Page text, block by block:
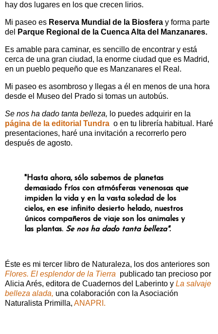
hay dos lugares en los que crecen lirios.
Mi paseo es Reserva Mundial de la Biosfera y forma parte
del
Parque Regional de la Cuenca Alta del Manzanares.
Es amable para caminar, es sencillo de encontrar y está
cerca de una gran ciudad, la enorme ciudad que es Madrid,
en un pueblo pequeño que es Manzanares el Real.
Mi paseo es asombroso y llegas a él en menos de una hora
desde el Museo del Prado si tomas un autobús.
Se nos ha dado tanta belleza, lo puedes adquirir en la
página de la editorial Tundra o en tu librería habitual. Haré
presentaciones, haré una invitación a recorrerlo pero
después de agosto.
"Hasta ahora, sólo sabemos de planetas
demasiado fríos con atmósferas venenosas que
impiden la vida y en la vasta soledad de los
cielos, en ese infinito desierto helado, nuestros
únicos compañeros de viaje son los animales y
las plantas. Se nos ha dado tanta belleza".
Éste es mi tercer libro de Naturaleza, los dos anteriores son
Flores. El esplendor de la Tierra publicado tan precioso por
Alicia Arés, editora de Cuadernos del Laberinto y La salvaje
belleza alada, una colaboración con la Asociación
Naturalista Primilla, ANAPRI.